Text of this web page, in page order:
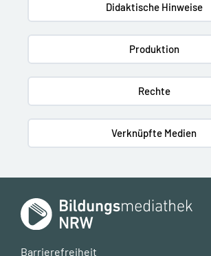
Didaktische Hinweise
Produktion
Rechte
Verknüpfte Medien
Barrierefreiheit